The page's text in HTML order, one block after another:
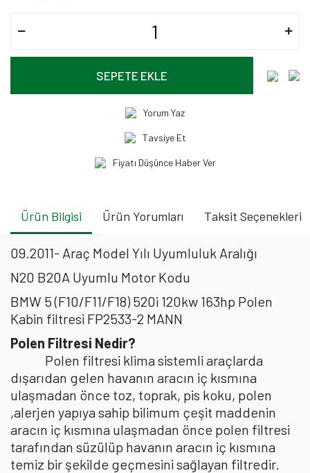
SEPETE EKLE
Yorum Yaz
Tavsiye Et
Fiyatı Düşünce Haber Ver
Ürün Bilgisi Ürün Yorumları Taksit Seçenekleri
09.2011- Araç Model Yılı Uyumluluk Aralığı
N20 B20A Uyumlu Motor Kodu
BMW 5 (F10/F11/F18) 520i 120kw 163hp Polen
Kabin filtresi FP2533-2 MANN
Polen Filtresi Nedir?
Polen filtresi klima sistemli araçlarda
dışarıdan gelen havanın aracın iç kısmına
ulaşmadan önce toz, toprak, pis koku, polen
,alerjen yapıya sahip bilimum çeşit maddenin
aracın iç kısmına ulaşmadan önce polen filtresi
tarafından süzülüp havanın aracın iç kısmına
temiz bir şekilde geçmesini sağlayan filtredir.